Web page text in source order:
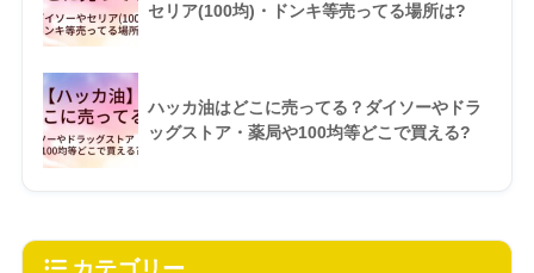
セリア(100均)・ドンキ等売ってる場所は?
ハッカ油はどこに売ってる？ダイソーやドラ
ッグストア・薬局や100均等どこで買える?